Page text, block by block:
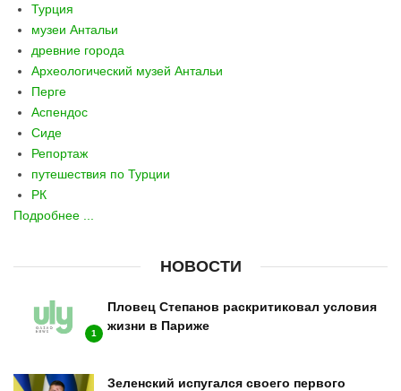
Турция
музеи Антальи
древние города
Археологический музей Антальи
Перге
Аспендос
Сиде
Репортаж
путешествия по Турции
РК
Подробнее ...
НОВОСТИ
1
Пловец Степанов раскритиковал условия
жизни в Париже
Зеленский испугался своего первого